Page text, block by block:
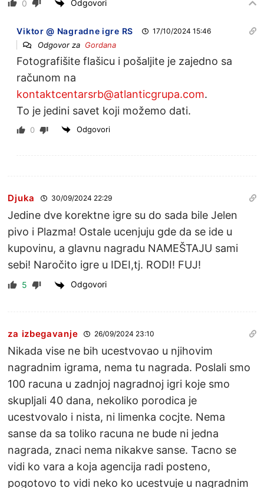
0 Odgovori
Viktor @ Nagradne igre RS 17/10/2024 15:46
Odgovor za Gordana
Fotografišite flašicu i pošaljite je zajedno sa
računom na
kontaktcentarsrb@atlanticgrupa.com.
To je jedini savet koji možemo dati.
0 Odgovori
Djuka 30/09/2024 22:29
Jedine dve korektne igre su do sada bile Jelen
pivo i Plazma! Ostale ucenjuju gde da se ide u
kupovinu, a glavnu nagradu NAMEŠTAJU sami
sebi! Naročito igre u IDEI,tj. RODI! FUJ!
5 Odgovori
za izbegavanje 26/09/2024 23:10
Nikada vise ne bih ucestvovao u njihovim
nagradnim igrama, nema tu nagrada. Poslali smo
100 racuna u zadnjoj nagradnoj igri koje smo
skupljali 40 dana, nekoliko porodica je
ucestvovalo i nista, ni limenka cocjte. Nema
sanse da sa toliko racuna ne bude ni jedna
nagrada, znaci nema nikakve sanse. Tacno se
vidi ko vara a koja agencija radi posteno,
pogotovo to vidi neko ko ucestvuje u nagradnim